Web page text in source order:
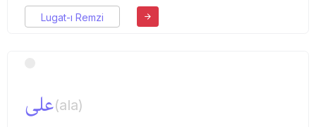
Lugat-ı Remzi
علی(ala)